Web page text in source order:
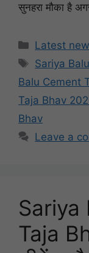
सुनहरा मौका है
Categories
Latest
Tags
Sariya
Balu Cement
Taja Bhav
Bhav
Leave a
Sariya
Taja